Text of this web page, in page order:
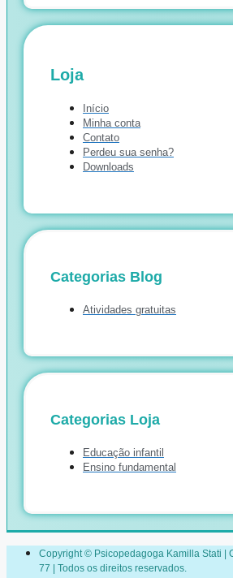
Loja
Início
Minha conta
Contato
Perdeu sua senha?
Downloads
Categorias Blog
Atividades gratuitas
Categorias Loja
Educação infantil
Ensino fundamental
Copyright © Psicopedagoga Kamilla Stati |
77 | Todos os direitos reservados.